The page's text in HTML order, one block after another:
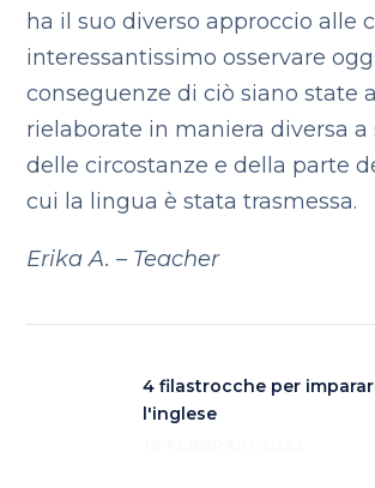
ha il suo diverso approccio alle
interessantissimo osservare
conseguenze di ciò siano state
rielaborate in maniera diversa a
delle circostanze e della parte
cui la lingua è stata trasmessa.
Erika A. – Teacher
4 filastrocche per
l'inglese